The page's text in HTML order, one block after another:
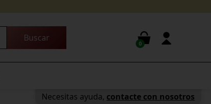
0
Necesitas ayuda, contacte con nosotros